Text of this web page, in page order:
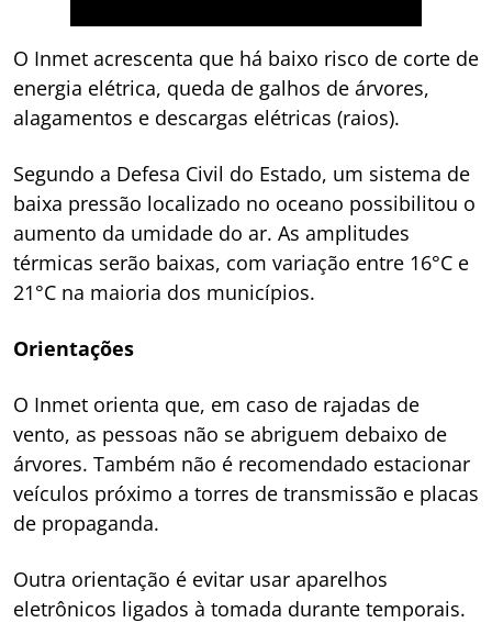
O Inmet acrescenta que há baixo risco de corte de
energia elétrica, queda de galhos de árvores,
alagamentos e descargas elétricas (raios).
Segundo a Defesa Civil do Estado, um sistema de
baixa pressão localizado no oceano possibilitou o
aumento da umidade do ar. As amplitudes
térmicas serão baixas, com variação entre 16°C e
21°C na maioria dos municípios.
Orientações
O Inmet orienta que, em caso de rajadas de
vento, as pessoas não se abriguem debaixo de
árvores. Também não é recomendado estacionar
veículos próximo a torres de transmissão e placas
de propaganda.
Outra orientação é evitar usar aparelhos
eletrônicos ligados à tomada durante temporais.